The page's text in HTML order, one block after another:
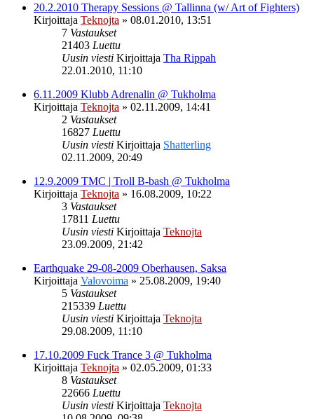
20.2.2010 Therapy Sessions @ Tallinna (w/ Art of Fighters)
Kirjoittaja Teknojta » 08.01.2010, 13:51
7 Vastaukset
21403 Luettu
Uusin viesti Kirjoittaja Tha Rippah
22.01.2010, 11:10
6.11.2009 Klubb Adrenalin @ Tukholma
Kirjoittaja Teknojta » 02.11.2009, 14:41
2 Vastaukset
16827 Luettu
Uusin viesti Kirjoittaja Shatterling
02.11.2009, 20:49
12.9.2009 TMC | Troll B-bash @ Tukholma
Kirjoittaja Teknojta » 16.08.2009, 10:22
3 Vastaukset
17811 Luettu
Uusin viesti Kirjoittaja Teknojta
23.09.2009, 21:42
Earthquake 29-08-2009 Oberhausen, Saksa
Kirjoittaja Valovoima » 25.08.2009, 19:40
5 Vastaukset
215339 Luettu
Uusin viesti Kirjoittaja Teknojta
29.08.2009, 11:10
17.10.2009 Fuck Trance 3 @ Tukholma
Kirjoittaja Teknojta » 02.05.2009, 01:33
8 Vastaukset
22666 Luettu
Uusin viesti Kirjoittaja Teknojta